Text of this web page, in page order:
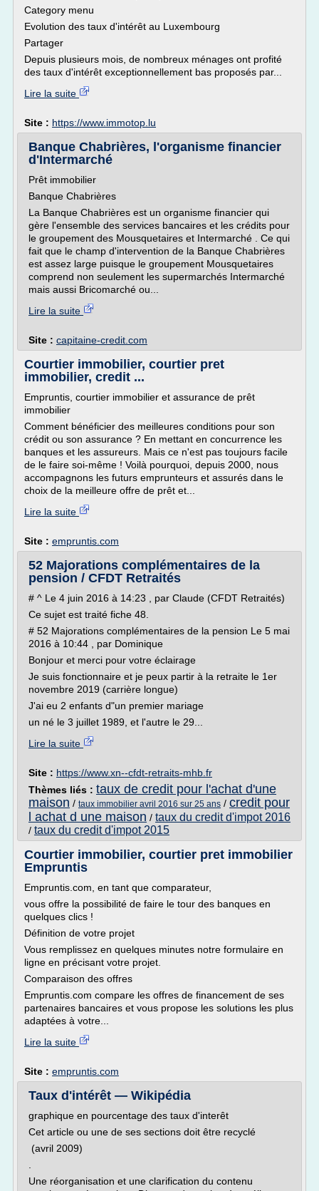
Category menu
Evolution des taux d'intérêt au Luxembourg
Partager
Depuis plusieurs mois, de nombreux ménages ont profité
des taux d'intérêt exceptionnellement bas proposés par...
Lire la suite
Site : https://www.immotop.lu
Banque Chabrières, l'organisme financier
d'Intermarché
Prêt immobilier
Banque Chabrières
La Banque Chabrières est un organisme financier qui
gère l'ensemble des services bancaires et les crédits pour
le groupement des Mousquetaires et Intermarché . Ce qui
fait que le champ d'intervention de la Banque Chabrières
est assez large puisque le groupement Mousquetaires
comprend non seulement les supermarchés Intermarché
mais aussi Bricomarché ou...
Lire la suite
Site : capitaine-credit.com
Courtier immobilier, courtier pret
immobilier, credit ...
Empruntis, courtier immobilier et assurance de prêt
immobilier
Comment bénéficier des meilleures conditions pour son
crédit ou son assurance ? En mettant en concurrence les
banques et les assureurs. Mais ce n'est pas toujours facile
de le faire soi-même ! Voilà pourquoi, depuis 2000, nous
accompagnons les futurs emprunteurs et assurés dans le
choix de la meilleure offre de prêt et...
Lire la suite
Site : empruntis.com
52 Majorations complémentaires de la
pension / CFDT Retraités
# ^ Le 4 juin 2016 à 14:23 , par Claude (CFDT Retraités)
Ce sujet est traité fiche 48.
# 52 Majorations complémentaires de la pension Le 5 mai
2016 à 10:44 , par Dominique
Bonjour et merci pour votre éclairage
Je suis fonctionnaire et je peux partir à la retraite le 1er
novembre 2019 (carrière longue)
J'ai eu 2 enfants d"un premier mariage
un né le 3 juillet 1989, et l'autre le 29...
Lire la suite
Site : https://www.xn--cfdt-retraits-mhb.fr
Thèmes liés : taux de credit pour l'achat d'une
maison / taux immobilier avril 2016 sur 25 ans / credit pour
l achat d une maison / taux du credit d'impot 2016
/ taux du credit d'impot 2015
Courtier immobilier, courtier pret immobilier
Empruntis
Empruntis.com, en tant que comparateur,
vous offre la possibilité de faire le tour des banques en
quelques clics !
Définition de votre projet
Vous remplissez en quelques minutes notre formulaire en
ligne en précisant votre projet.
Comparaison des offres
Empruntis.com compare les offres de financement de ses
partenaires bancaires et vous propose les solutions les plus
adaptées à votre...
Lire la suite
Site : empruntis.com
Taux d'intérêt — Wikipédia
graphique en pourcentage des taux d'interêt
Cet article ou une de ses sections doit être recyclé
(avril 2009)
Une réorganisation et une clarification du contenu